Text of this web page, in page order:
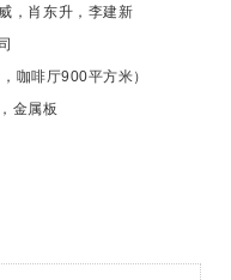
，肖东升，李建新
咖啡厅900平方米）
金属板